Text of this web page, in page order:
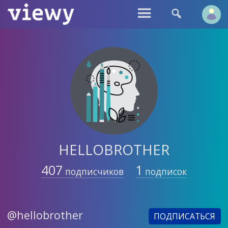
 
HELLOBROTHER
407 подписчиков 1 подписок
@hellobrother
ПОДПИСАТЬСЯ